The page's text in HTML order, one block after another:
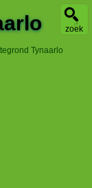
zoek
Tynaarlo